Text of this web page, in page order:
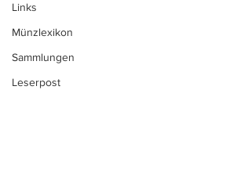
Links
Münzlexikon
Sammlungen
Leserpost